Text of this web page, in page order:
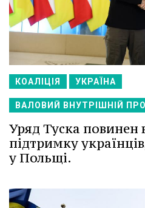
КОАЛІЦІЯ УКРАЇНА
ВАЛОВИЙ ВНУТРІШНІЙ
Уряд Туска повинен
підтримку
у Польщі.